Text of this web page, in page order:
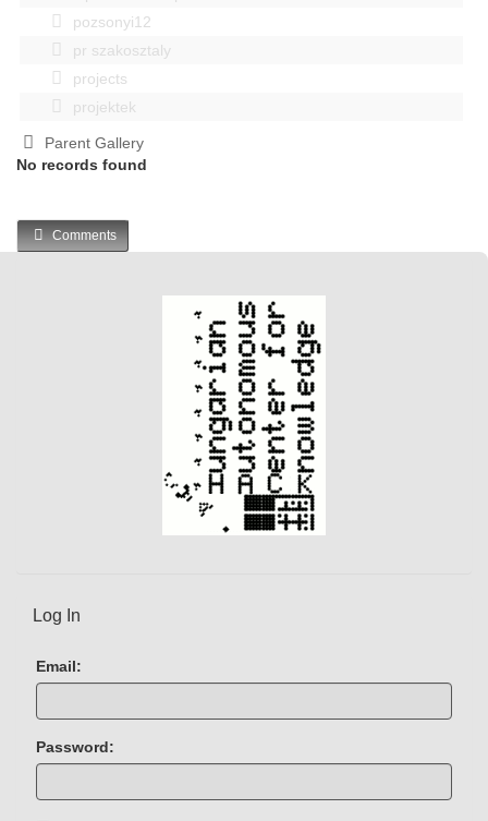
pozsonyi12
pr szakosztaly
projects
projektek
Parent Gallery
No records found
Comments
Log In
Email:
Password: